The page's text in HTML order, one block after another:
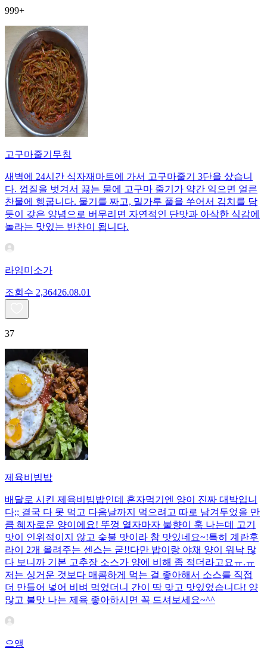
999+
고구마줄기무침
새벽에 24시간 식자재마트에 가서 고구마줄기 3단을 샀습니
다. 껍질을 벗겨서 끓는 물에 고구마 줄기가 약간 익으면 얼른
찬물에 헹굽니다. 물기를 짜고, 밀가루 풀을 쑤어서 김치를 담
듯이 갖은 양념으로 버무리면 자연적인 단맛과 아삭한 식감에
놀라는 맛있는 반찬이 됩니다.
라임미소가
조회수 2,36426.08.01
37
제육비빔밥
배달로 시킨 제육비빔밥인데 혼자먹기엔 양이 진짜 대박입니
다;; 결국 다 못 먹고 다음날까지 먹으려고 따로 남겨두었을 만
큼 혜자로운 양이에요! 뚜껑 열자마자 불향이 훅 나는데 고기
맛이 인위적이지 않고 숯불 맛이라 참 맛있네요~!특히 계란후
라이 2개 올려주는 센스는 굳!! ​다만 밥이랑 야채 양이 워낙 많
다 보니까 기본 고추장 소스가 양에 비해 좀 적더라고요ㅠ.ㅠ
저는 싱거운 것보다 매콤하게 먹는 걸 좋아해서 소스를 직접
더 만들어 넣어 비벼 먹었더니 간이 딱 맞고 맛있었습니다! 양
많고 불맛 나는 제육 좋아하시면 꼭 드셔보세요~^^
으앵